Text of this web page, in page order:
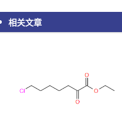
相关文章